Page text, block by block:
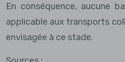
En conséquence, aucune
applicable aux transports
envisagée à ce stade.